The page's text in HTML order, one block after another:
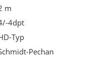
m
4dpt
Typ
Pechan